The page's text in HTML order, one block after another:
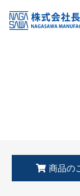
KSS加盟店・取扱
店舗一覧
商品の